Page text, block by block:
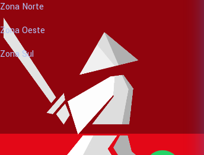
Zona Norte
Zona Oeste
Zona Sul